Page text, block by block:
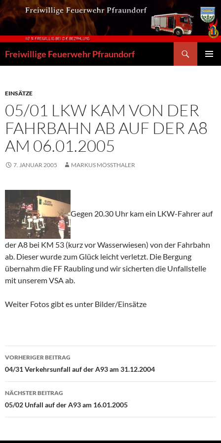
Zum
Inhalt
springen
Freiwillige Feuerwehr Pfraundorf
EINSÄTZE
05/01 LKW KAM VON DER
FAHRBAHN AB AUF DER A8
AM 06.01.2005
7. JANUAR 2005 MARKUS MÖSSTHALER
Gegen 20.30 Uhr kam ein LKW-Fahrer auf
der A8 bei KM 53 (kurz vor Wasserwiesen) von der Fahrbahn
ab. Dieser wurde zum Glück leicht verletzt. Die Bergung
übernahm die FF Raubling und wir sicherten die Unfallstelle
mit unserem VSA ab.
Weiter Fotos gibt es unter Bilder/Einsätze
Beitragsnavigation
VORHERIGER BEITRAG
04/31 Verkehrsunfall auf der A93 am 31.12.2004
NÄCHSTER BEITRAG
05/02 Unfall auf der A93 am 16.01.2005